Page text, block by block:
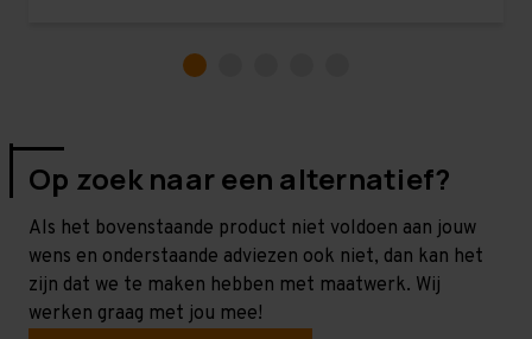
Op zoek naar een alternatief?
Als het bovenstaande product niet voldoen aan jouw
wens en onderstaande adviezen ook niet, dan kan het
zijn dat we te maken hebben met maatwerk. Wij
werken graag met jou mee!